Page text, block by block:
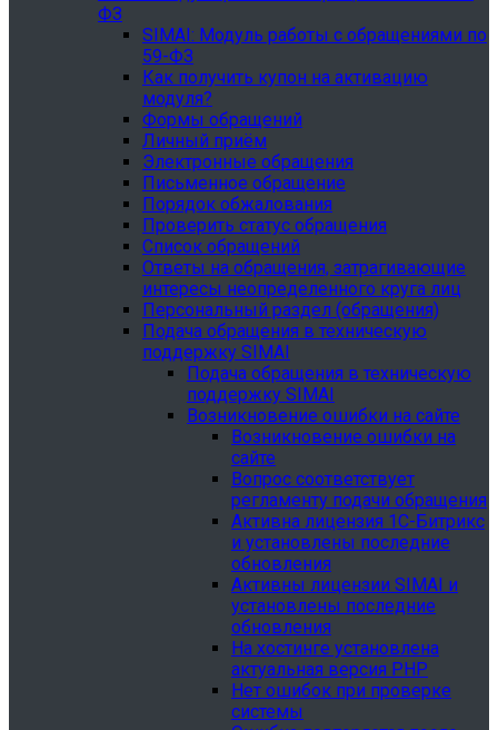
ФЗ
SIMAI: Модуль работы с обращениями по
59-ФЗ
Как получить купон на активацию
модуля?
Формы обращений
Личный приём
Электронные обращения
Письменное обращение
Порядок обжалования
Проверить статус обращения
Список обращений
Ответы на обращения, затрагивающие
интересы неопределенного круга лиц
Персональный раздел (обращения)
Подача обращения в техническую
поддержку SIMAI
Подача обращения в техническую
поддержку SIMAI
Возникновение ошибки на сайте
Возникновение ошибки на
сайте
Вопрос соответствует
регламенту подачи обращения
Активна лицензия 1С-Битрикс
и установлены последние
обновления
Активны лицензии SIMAI и
установлены последние
обновления
На хостинге установлена
актуальная версия PHP
Нет ошибок при проверке
системы